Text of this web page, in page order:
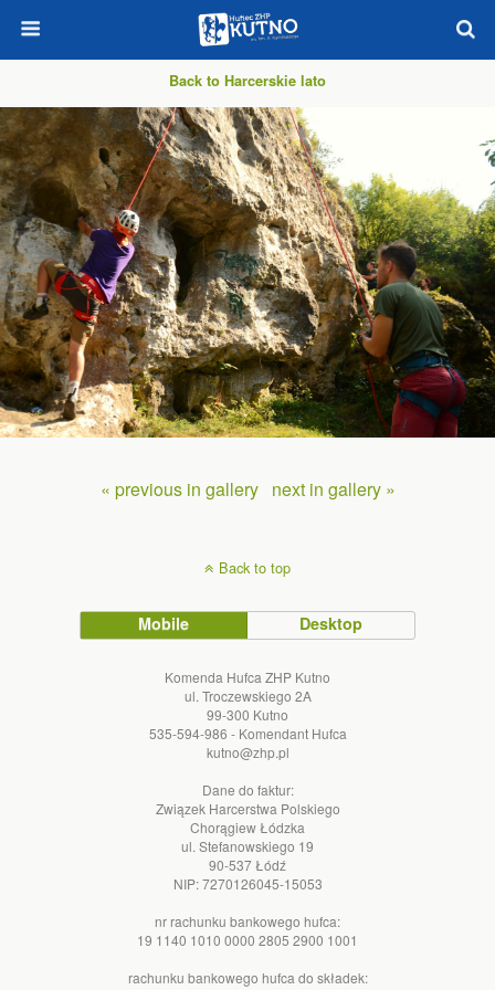
Back to Harcerskie lato
« previous in gallery next in gallery »
Back to top
Mobile Desktop
Komenda Hufca ZHP Kutno
ul. Troczewskiego 2A
99-300 Kutno
535-594-986 - Komendant Hufca
kutno@zhp.pl
Dane do faktur:
Związek Harcerstwa Polskiego
Chorągiew Łódzka
ul. Stefanowskiego 19
90-537 Łódź
NIP: 7270126045-15053
nr rachunku bankowego hufca:
19 1140 1010 0000 2805 2900 1001
rachunku bankowego hufca do składek: